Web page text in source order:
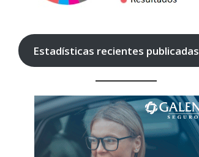
Estadísticas recientes publicadas